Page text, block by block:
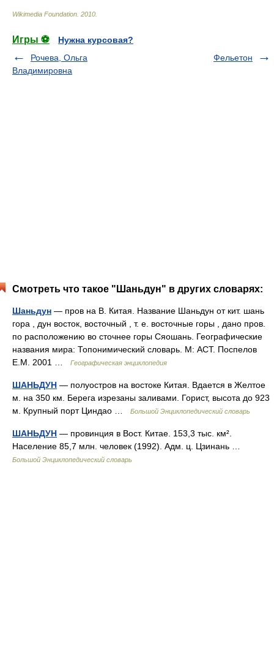
Wikimedia Foundation 2010
Игры ⚽
Нужна курсовая?
Рочева, Ольга
Владимировна
Фельетон
Смотреть что такое "Шаньдун" в других словарях:
Шаньдун — пров на В. Китая. Название Шаньдун от кит. шань
гора , дун восток, восточный , т. е. восточные горы , дано пров.
по расположению во сточнее горы Сяошань. Географические
названия мира: Топонимический словарь. М: АСТ. Поспелов
Е.М. 2001 …
Географическая энциклопедия
ШАНЬДУН — полуостров на востоке Китая. Вдается в Желтое
м. на 350 км. Берега изрезаны заливами. Горист, высота до 923
м. Крупный порт Циндао …
Большой Энциклопедический словарь
ШАНЬДУН — провинция в Вост. Китае. 153,3 тыс. км².
Население 85,7 млн. человек (1992). Адм. ц. Цзинань …
Большой Энциклопедический словарь